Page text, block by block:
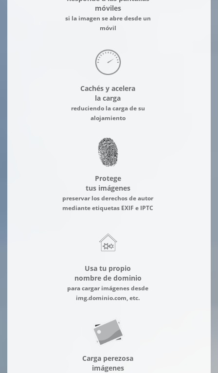
móviles
si la imagen se abre desde un
móvil
Cachés y acelera
la carga
reduciendo la carga de su
alojamiento
Protege
tus imágenes
preservar los derechos de autor
mediante etiquetas EXIF e IPTC
Usa tu propio
nombre de dominio
para cargar imágenes desde
img.dominio.com, etc.
Carga perezosa
imágenes